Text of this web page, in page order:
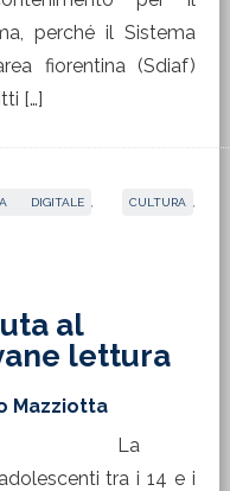
perché il Sistema
fiorentina (Sdiaf)
[…]
DIGITALE CULTURA
al
lettura
Mazziotta
La
tra i 14 e i